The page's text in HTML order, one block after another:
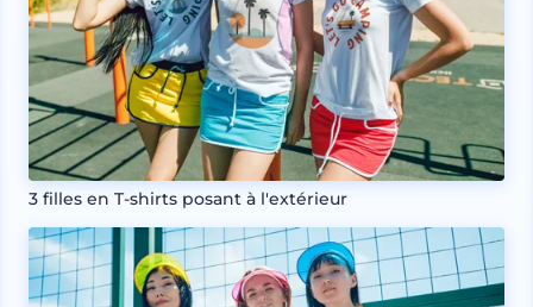
3 filles en T-shirts posant à l'extérieur